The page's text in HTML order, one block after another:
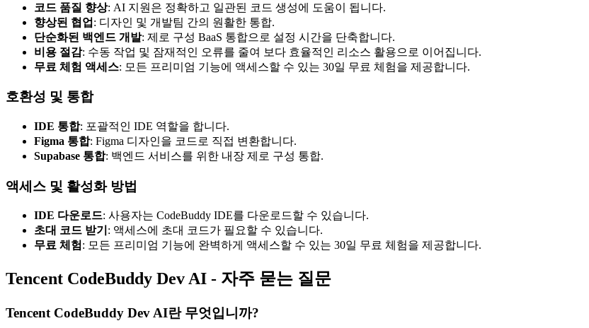
코드 품질 향상: AI 지원은 정확하고 일관된 코드 생성에 도움이 됩니다.
향상된 협업 : 디자인 및 개발팀 간의 원활한 통합.
단순화된 백엔드 개발: 제로 구성 BaaS 통합으로 설정 시간을 단축합니다.
비용 절감: 수동 작업 및 잠재적인 오류를 줄여 보다 효율적인 리소스 활용으로 이어집니다.
무료 체험 액세스: 모든 프리미엄 기능에 액세스할 수 있는 30일 무료 체험을 제공합니다.
호환성 및 통합
IDE 통합: 포괄적인 IDE 역할을 합니다.
Figma 통합: Figma 디자인을 코드로 직접 변환합니다.
Supabase 통합: 백엔드 서비스를 위한 내장 제로 구성 통합.
액세스 및 활성화 방법
IDE 다운로드: 사용자는 CodeBuddy IDE를 다운로드할 수 있습니다.
초대 코드 받기 : 액세스에 초대 코드가 필요할 수 있습니다.
무료 체험 : 모든 프리미엄 기능에 완벽하게 액세스할 수 있는 30일 무료 체험을 제공합니다.
Tencent CodeBuddy Dev AI - 자주 묻는 질문
Tencent CodeBuddy Dev AI란 무엇입니까?